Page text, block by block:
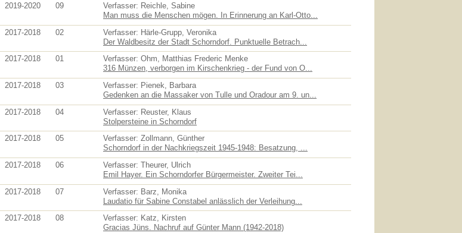
2019-2020 09
Verfasser: Reichle, Sabine
Man muss die Menschen mögen. In Erinnerung an Karl-Otto...
2017-2018 02
Verfasser: Härle-Grupp, Veronika
Der Waldbesitz der Stadt Schorndorf. Punktuelle Betrach...
2017-2018 01
Verfasser: Ohm, Matthias Frederic Menke
316 Münzen, verborgen im Kirschenkrieg - der Fund von O...
2017-2018 03
Verfasser: Pienek, Barbara
Gedenken an die Massaker von Tulle und Oradour am 9. un...
2017-2018 04
Verfasser: Reuster, Klaus
Stolpersteine in Schorndorf
2017-2018 05
Verfasser: Zollmann, Günther
Schorndorf in der Nachkriegszeit 1945-1948: Besatzung, ...
2017-2018 06
Verfasser: Theurer, Ulrich
Emil Hayer. Ein Schorndorfer Bürgermeister. Zweiter Tei...
2017-2018 07
Verfasser: Barz, Monika
Laudatio für Sabine Constabel anlässlich der Verleihung...
2017-2018 08
Verfasser: Katz, Kirsten
Gracias Jüns. Nachruf auf Günter Mann (1942-2018)